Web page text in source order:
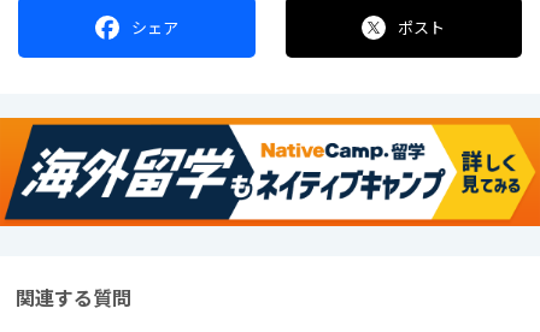
シェア ポスト
関連する質問